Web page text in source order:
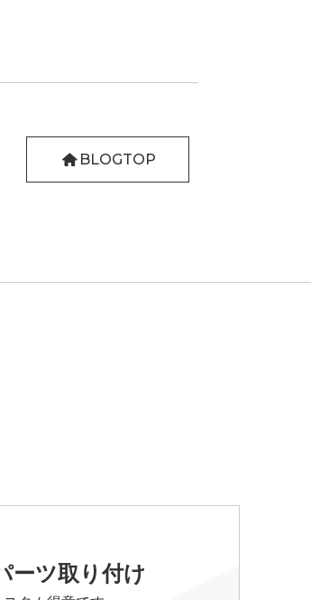
BLOGTOP
ーツ取り付け